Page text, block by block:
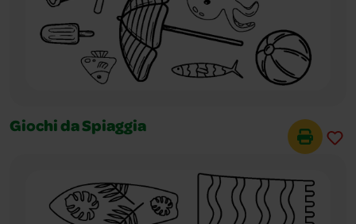
Giochi da Spiaggia